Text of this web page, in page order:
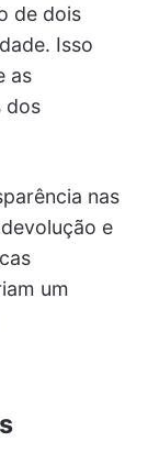
de dois
Isso
as
dos
nas
e
um